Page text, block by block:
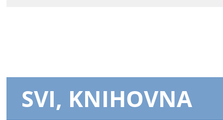
SVI, KNIHOVNA